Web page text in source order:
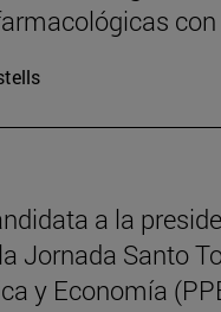
a la
Jornada Santo
y Economía